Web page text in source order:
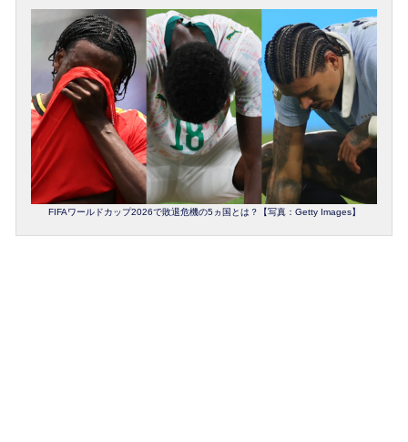
FIFAワールドカップ2026で敗退危機の5ヵ国とは？【写真：Getty Images】